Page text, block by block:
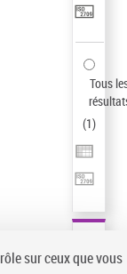
Tous
(1)
sur ceux que vous